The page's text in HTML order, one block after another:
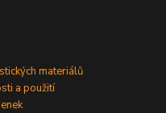
materiálů
a použití